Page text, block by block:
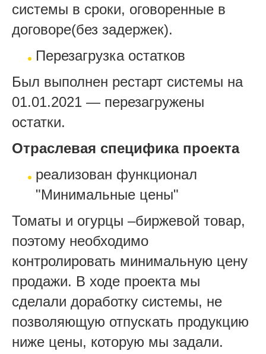
системы в сроки, оговоренные в
договоре(без задержек).
Перезагрузка остатков
Был выполнен рестарт системы на
01.01.2021 — перезагружены
остатки.
Отраслевая специфика проекта
реализован функционал
"Минимальные цены"
Томаты и огурцы –биржевой товар,
поэтому необходимо
контролировать минимальную цену
продажи. В ходе проекта мы
сделали доработку системы, не
позволяющую отпускать продукцию
ниже цены, которую мы задали.